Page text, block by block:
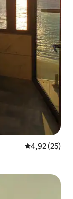
Calificación
4,92 (25)